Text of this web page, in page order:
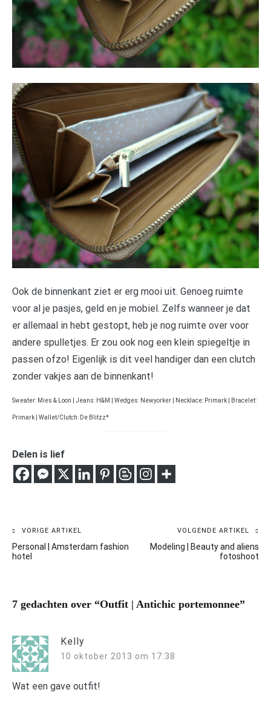
Ook de binnenkant ziet er erg mooi uit. Genoeg ruimte
voor al je pasjes, geld en je mobiel. Zelfs wanneer je dat
er allemaal in hebt gestopt, heb je nog ruimte over voor
andere spulletjes. Er zou ook nog een klein spiegeltje in
passen ofzo! Eigenlijk is dit veel handiger dan een clutch
zonder vakjes aan de binnenkant!
Sweater: Mies & Loon | Jeans: H&M | Wedges: Newyorker | Necklace: Primark | Bracelet:
Primark | Wallet/Clutch: De Blitzz*
Delen is lief
Bericht
navigatie
VORIGE ARTIKEL
Personal | Amsterdam fashion
hotel
VOLGENDE ARTIKEL
Modeling | Beauty and aliens
fotoshoot
7 gedachten over “Outfit | Antichic portemonnee”
Kelly
10 oktober 2013 om 17:38
Wat een gave outfit!